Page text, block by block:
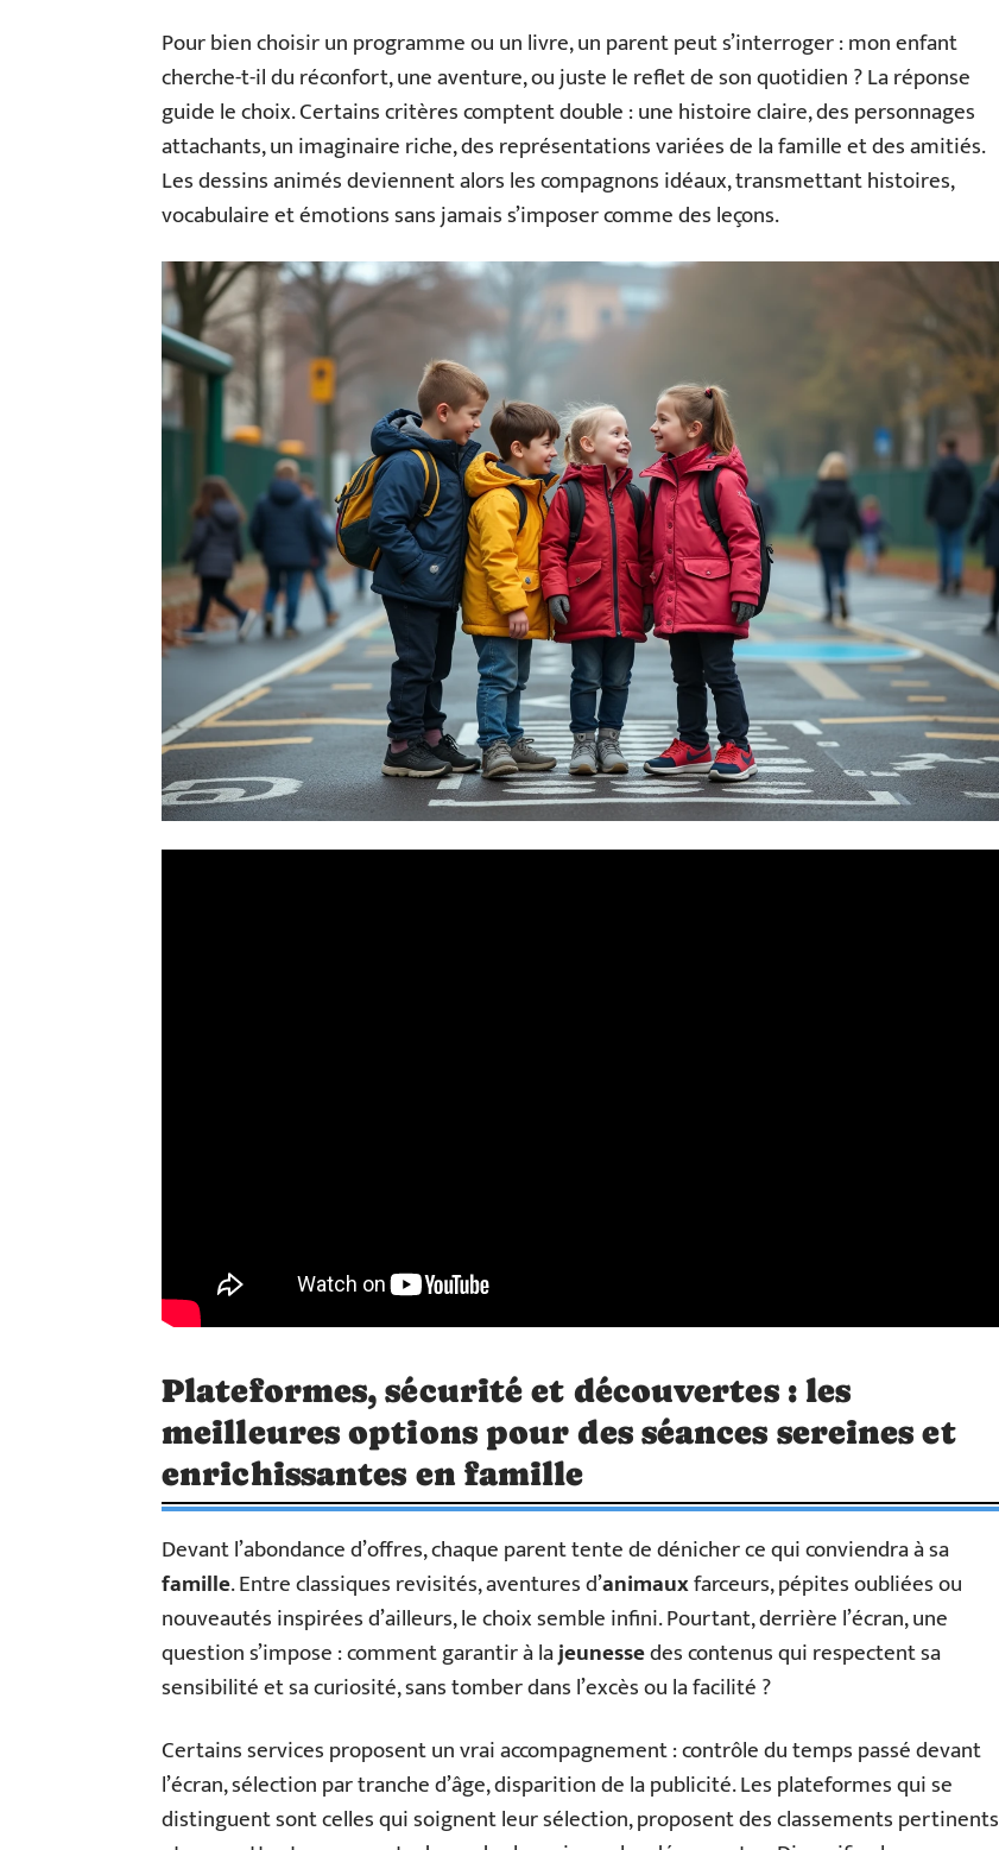
Pour bien choisir un programme ou un livre, un parent peut s’interroger : mon enfant
cherche-t-il du réconfort, une aventure, ou juste le reflet de son quotidien ? La réponse
guide le choix. Certains critères comptent double : une histoire claire, des personnages
attachants, un imaginaire riche, des représentations variées de la famille et des amitiés.
Les dessins animés deviennent alors les compagnons idéaux, transmettant histoires,
vocabulaire et émotions sans jamais s’imposer comme des leçons.
Plateformes, sécurité et découvertes : les
meilleures options pour des séances sereines et
enrichissantes en famille
Devant l’abondance d’offres, chaque parent tente de dénicher ce qui conviendra à sa
famille. Entre classiques revisités, aventures d’animauxfarceurs, pépites oubliées ou
nouveautés inspirées d’ailleurs, le choix semble infini. Pourtant, derrière l’écran, une
question s’impose : comment garantir à lajeunessedes contenus qui respectent sa
sensibilité et sa curiosité, sans tomber dans l’excès ou la facilité ?
Certains services proposent un vrai accompagnement : contrôle du temps passé devant
l’écran, sélection par tranche d’âge, disparition de la publicité. Les plateformes qui se
distinguent sont celles qui soignent leur sélection, proposent des classements pertinents